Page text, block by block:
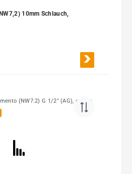
10mm Schlauch,